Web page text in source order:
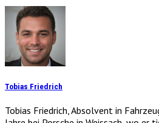
Tobias Friedrich
Tobias Friedrich, Absolvent in